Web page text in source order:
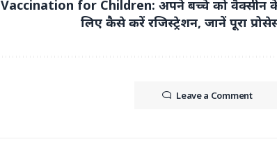
Vaccination for Children: अपने बच्चे को वैक्सीन
लिए कैसे करें रजिस्ट्रेशन, जानें पूरा
Leave a Comment